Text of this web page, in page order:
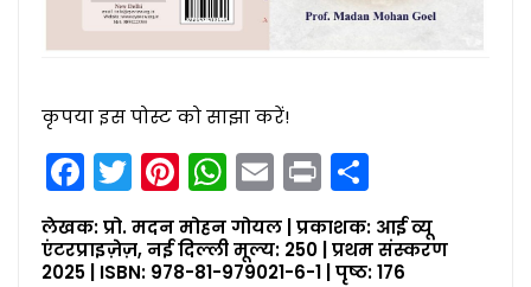
कृपया इस पोस्ट को साझा करें!
Facebook
Twitter
Pinterest
WhatsApp
Email
Print
लेखक: प्रो. मदन मोहन गोयल | प्रकाशक: आई व्यू
एंटरप्राइज़ेज़, नई दिल्ली मूल्य: ₹250 | प्रथम संस्करण
2025 | ISBN: 978-81-979021-6-1 | पृष्ठ: 176